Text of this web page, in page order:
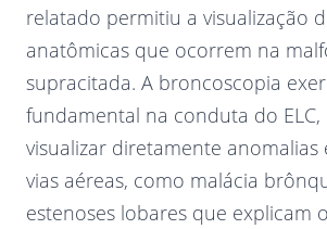
relatado permitiu a visualização
anatômicas que ocorrem na
supracitada. A broncoscopia
fundamental na conduta do
visualizar diretamente anomalias
vias aéreas, como malácia
estenoses lobares que explicam